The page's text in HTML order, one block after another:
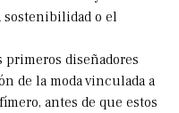
o el
diseñadores
de la moda vinculada a
antes de que estos